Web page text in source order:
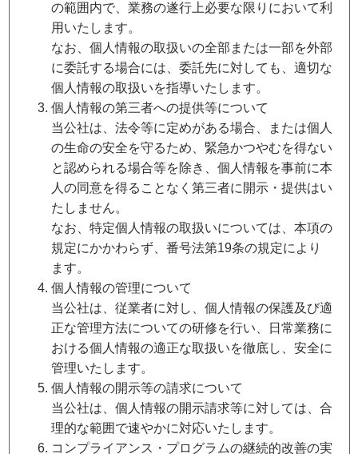
の範囲内で、業務の遂行上必要な限りにおいて利
用いたします。
なお、個人情報の取扱いの全部または一部を外部
に委託する場合には、委託先に対しても、適切な
個人情報の取扱いを指導いたします。
個人情報の第三者への提供等について
当公社は、法令等に定めがある場合、または個人
の生命の安全を守るため、緊急かつやむを得ない
と認められる場合等を除き、個人情報を事前に本
人の同意を得ることなく第三者に開示・提供はい
たしません。
なお、特定個人情報の取扱いについては、本項の
規定にかかわらず、番号法第19条の規定により
ます。
個人情報の管理について
当公社は、従業者に対し、個人情報の保護及び適
正な管理方法についての研修を行い、日常業務に
おける個人情報の適正な取扱いを徹底し、安全に
管理いたします。
個人情報の開示等の請求について
当公社は、個人情報の開示請求等に対しては、合
理的な範囲で速やかに対応いたします。
コンプライアンス・プログラムの継続的改善の実